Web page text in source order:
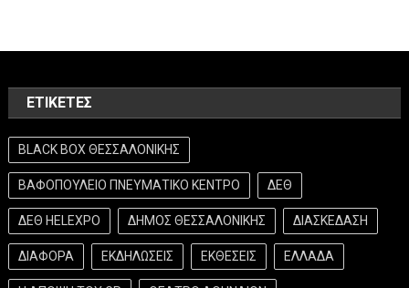
ΕΤΙΚΈΤΕΣ
BLACK BOX ΘΕΣΣΑΛΟΝΙΚΗΣ
ΒΑΦΟΠΟΥΛΕΙΟ ΠΝΕΥΜΑΤΙΚΟ ΚΕΝΤΡΟ ΔΕΘ
ΔΕΘ HELEXPO ΔΗΜΟΣ ΘΕΣΣΑΛΟΝΙΚΗΣ ΔΙΑΣΚΕΔΑΣΗ
ΔΙΑΦΟΡΑ ΕΚΔΗΛΩΣΕΙΣ ΕΚΘΕΣΕΙΣ ΕΛΛΑΔΑ